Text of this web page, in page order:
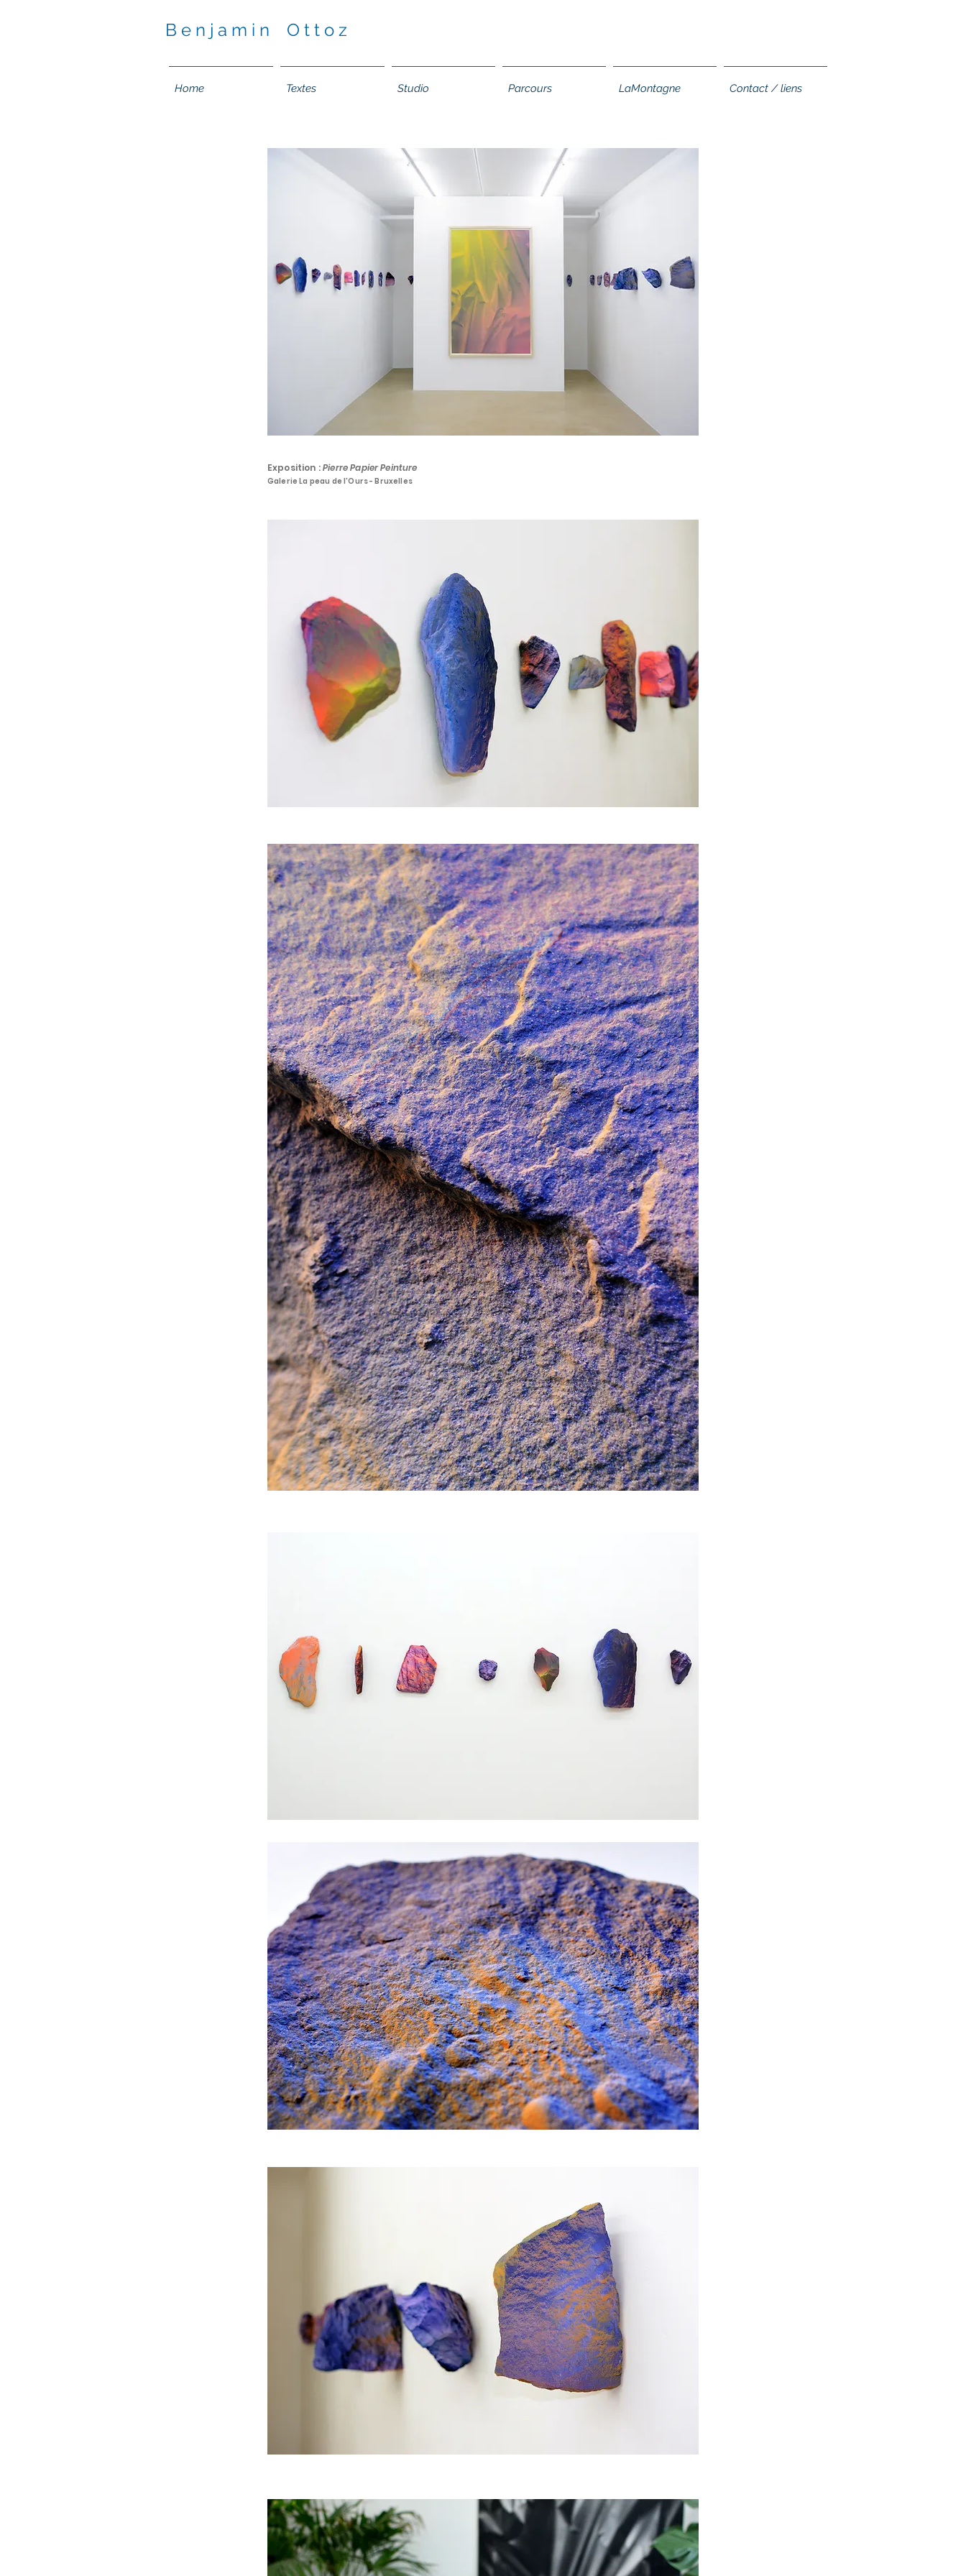
B e n j a m i n O t t o z
Home Textes Studio Parcours LaMontagne Contact / liens
Exposition :Pierre Papier Peinture
Galerie La peau de l'Ours - Bruxelles